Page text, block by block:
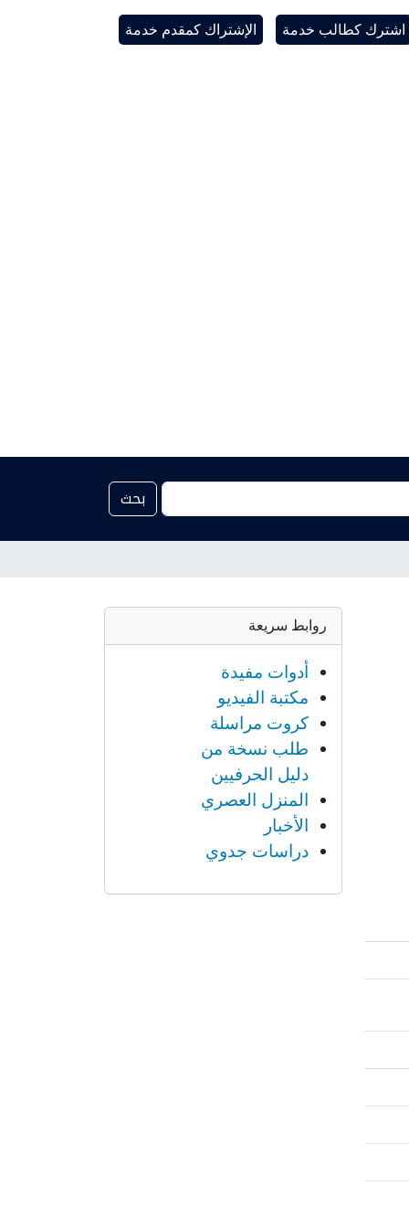
اشترك كطالب خدمة الإشتراك كمقدم خدمة
بحث
روابط سريعة
أدوات مفيدة
مكتبة الفيديو
كروت مراسلة
طلب نسخة من
دليل الحرفيين
المنزل العصري
الأخبار
دراسات جدوي